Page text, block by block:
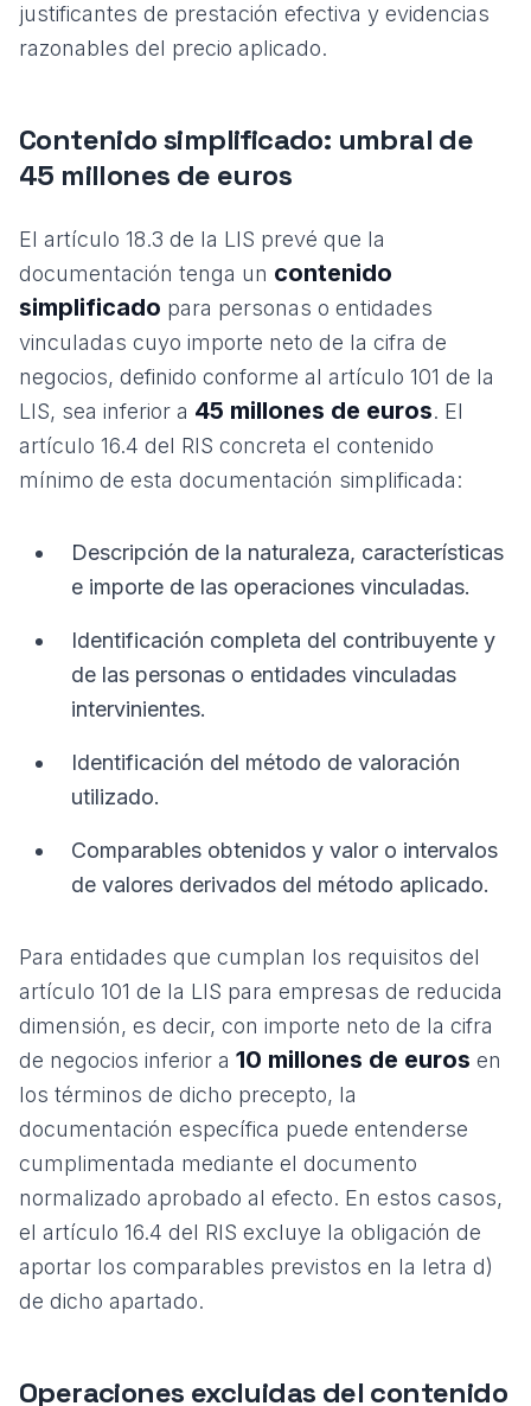
justificantes de prestación efectiva y evidencias
razonables del precio aplicado.
Contenido simplificado: umbral de
45 millones de euros
El artículo 18.3 de la LIS prevé que la
documentación tenga un contenido
simplificado para personas o entidades
vinculadas cuyo importe neto de la cifra de
negocios, definido conforme al artículo 101 de la
LIS, sea inferior a 45 millones de euros. El
artículo 16.4 del RIS concreta el contenido
mínimo de esta documentación simplificada:
Descripción de la naturaleza, características
e importe de las operaciones vinculadas.
Identificación completa del contribuyente y
de las personas o entidades vinculadas
intervinientes.
Identificación del método de valoración
utilizado.
Comparables obtenidos y valor o intervalos
de valores derivados del método aplicado.
Para entidades que cumplan los requisitos del
artículo 101 de la LIS para empresas de reducida
dimensión, es decir, con importe neto de la cifra
de negocios inferior a 10 millones de euros en
los términos de dicho precepto, la
documentación específica puede entenderse
cumplimentada mediante el documento
normalizado aprobado al efecto. En estos casos,
el artículo 16.4 del RIS excluye la obligación de
aportar los comparables previstos en la letra d)
de dicho apartado.
Operaciones excluidas del contenido